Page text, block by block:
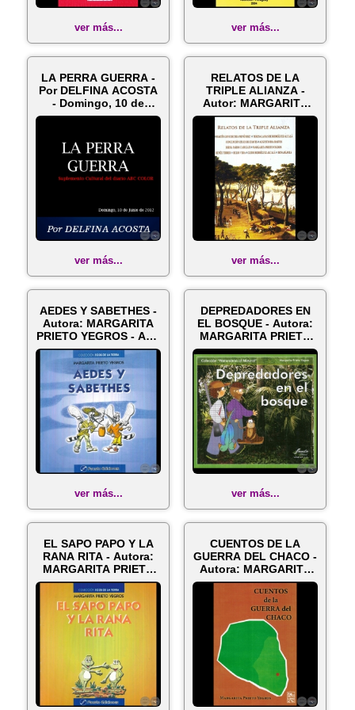
ver más... ver más...
LA PERRA GUERRA -
Por DELFINA ACOSTA
- Domingo, 10 de
Junio de 20...
ver más...
RELATOS DE LA
TRIPLE ALIANZA -
Autor: MARGARITA
PRIETO YEGROS - A...
ver más...
AEDES Y SABETHES -
Autora: MARGARITA
PRIETO YEGROS - Año
2010
ver más...
DEPREDADORES EN
EL BOSQUE - Autora:
MARGARITA PRIETO
YEGROS - Año...
ver más...
EL SAPO PAPO Y LA
RANA RITA - Autora:
MARGARITA PRIETO
YEGROS - ...
CUENTOS DE LA
GUERRA DEL CHACO -
Autora: MARGARITA
PRIETO YEGROS ...